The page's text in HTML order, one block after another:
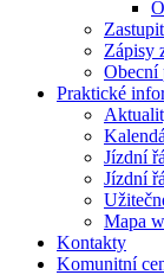
Zápisy
Obecní
Praktické
Jízdní
Jízdní
Mapa
Kontakty
Komunitní